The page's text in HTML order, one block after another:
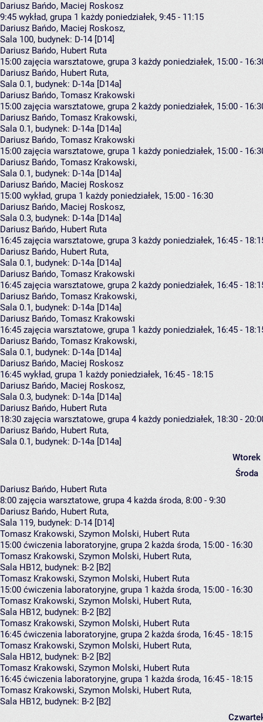
Dariusz Bańdo, Maciej Roskosz
9:45 wykład, grupa 1 każdy poniedziałek, 9:45 - 11:15
Dariusz Bańdo, Maciej Roskosz,
Sala 100, budynek: D-14 [D14]
Dariusz Bańdo, Hubert Ruta
15:00 zajęcia warsztatowe, grupa 3 każdy poniedziałek, 15:00 -
Dariusz Bańdo, Hubert Ruta,
Sala 0.1, budynek: D-14a [D14a]
Dariusz Bańdo, Tomasz Krakowski
15:00 zajęcia warsztatowe, grupa 2 każdy poniedziałek, 15:00 -
Dariusz Bańdo, Tomasz Krakowski,
Sala 0.1, budynek: D-14a [D14a]
Dariusz Bańdo, Tomasz Krakowski
15:00 zajęcia warsztatowe, grupa 1 każdy poniedziałek, 15:00 -
Dariusz Bańdo, Tomasz Krakowski,
Sala 0.1, budynek: D-14a [D14a]
Dariusz Bańdo, Maciej Roskosz
15:00 wykład, grupa 1 każdy poniedziałek, 15:00 - 16:30
Dariusz Bańdo, Maciej Roskosz,
Sala 0.3, budynek: D-14a [D14a]
Dariusz Bańdo, Hubert Ruta
16:45 zajęcia warsztatowe, grupa 3 każdy poniedziałek, 16:45 -
Dariusz Bańdo, Hubert Ruta,
Sala 0.1, budynek: D-14a [D14a]
Dariusz Bańdo, Tomasz Krakowski
16:45 zajęcia warsztatowe, grupa 2 każdy poniedziałek, 16:45 -
Dariusz Bańdo, Tomasz Krakowski,
Sala 0.1, budynek: D-14a [D14a]
Dariusz Bańdo, Tomasz Krakowski
16:45 zajęcia warsztatowe, grupa 1 każdy poniedziałek, 16:45 -
Dariusz Bańdo, Tomasz Krakowski,
Sala 0.1, budynek: D-14a [D14a]
Dariusz Bańdo, Maciej Roskosz
16:45 wykład, grupa 1 każdy poniedziałek, 16:45 - 18:15
Dariusz Bańdo, Maciej Roskosz,
Sala 0.3, budynek: D-14a [D14a]
Dariusz Bańdo, Hubert Ruta
18:30 zajęcia warsztatowe, grupa 4 każdy poniedziałek, 18:30 -
Dariusz Bańdo, Hubert Ruta,
Sala 0.1, budynek: D-14a [D14a]
Wtorek
Środa
Dariusz Bańdo, Hubert Ruta
8:00 zajęcia warsztatowe, grupa 4 każda środa, 8:00 - 9:30
Dariusz Bańdo, Hubert Ruta,
Sala 119, budynek: D-14 [D14]
Tomasz Krakowski, Szymon Molski, Hubert Ruta
15:00 ćwiczenia laboratoryjne, grupa 2 każda środa, 15:00 - 16:30
Tomasz Krakowski, Szymon Molski, Hubert Ruta,
Sala HB12, budynek: B-2 [B2]
Tomasz Krakowski, Szymon Molski, Hubert Ruta
15:00 ćwiczenia laboratoryjne, grupa 1 każda środa, 15:00 - 16:30
Tomasz Krakowski, Szymon Molski, Hubert Ruta,
Sala HB12, budynek: B-2 [B2]
Tomasz Krakowski, Szymon Molski, Hubert Ruta
16:45 ćwiczenia laboratoryjne, grupa 2 każda środa, 16:45 - 18:15
Tomasz Krakowski, Szymon Molski, Hubert Ruta,
Sala HB12, budynek: B-2 [B2]
Tomasz Krakowski, Szymon Molski, Hubert Ruta
16:45 ćwiczenia laboratoryjne, grupa 1 każda środa, 16:45 - 18:15
Tomasz Krakowski, Szymon Molski, Hubert Ruta,
Sala HB12, budynek: B-2 [B2]